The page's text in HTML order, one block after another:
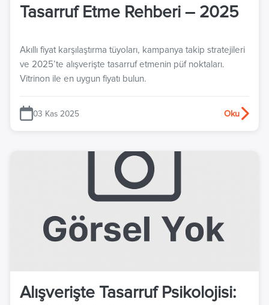
Tasarruf Etme Rehberi – 2025
Akıllı fiyat karşılaştırma tüyoları, kampanya takip stratejileri
ve 2025’te alışverişte tasarruf etmenin püf noktaları.
Vitrinon ile en uygun fiyatı bulun.
03 Kas 2025 Oku
Alışverişte Tasarruf Psikolojisi: